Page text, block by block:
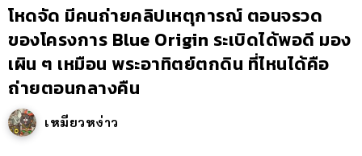
โหดจัด มีคนถ่ายคลิปเหตุการณ์ ตอนจรวด
ของโครงการ Blue Origin ระเบิดได้พอดี มอง
เผิน ๆ เหมือน พระอาทิตย์ตกดิน ที่ไหนได้คือ
ถ่ายตอนกลางคืน
เหมียวหง่าว